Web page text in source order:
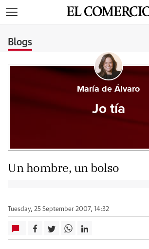
Blogs
María de Álvaro
Jo tía
Un hombre, un bolso
Tuesday, 25 September 2007, 14:32